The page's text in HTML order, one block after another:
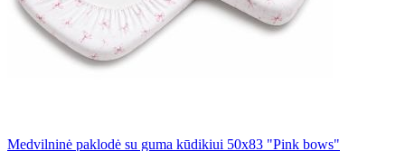
Medvilninė paklodė su guma kūdikiui 50x83 "Pink bows"